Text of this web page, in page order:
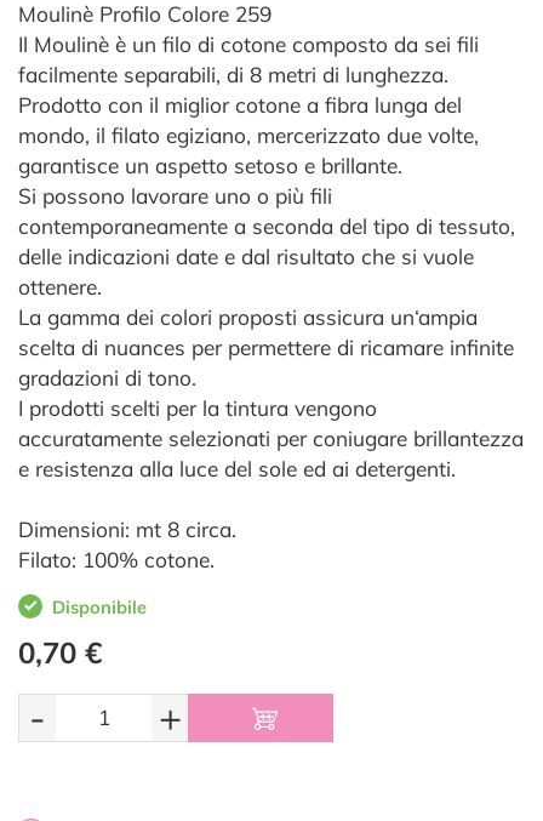
Moulinè Profilo Colore 259
Il Moulinè è un filo di cotone composto da sei fili
facilmente separabili, di 8 metri di lunghezza.
Prodotto con il miglior cotone a fibra lunga del
mondo, il filato egiziano, mercerizzato due volte,
garantisce un aspetto setoso e brillante.
Si possono lavorare uno o più fili
contemporaneamente a seconda del tipo di tessuto,
delle indicazioni date e dal risultato che si vuole
ottenere.
La gamma dei colori proposti assicura un‘ampia
scelta di nuances per permettere di ricamare infinite
gradazioni di tono.
I prodotti scelti per la tintura vengono
accuratamente selezionati per coniugare brillantezza
e resistenza alla luce del sole ed ai detergenti.
Dimensioni: mt 8 circa.
Filato: 100% cotone.
Disponibile
0,70 €
- +